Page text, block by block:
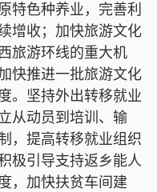
特色种养业，完善利
增收；加快旅游文化
旅游环线的重大机
快推进一批旅游文化
。坚持外出转移就业
从动员到培训、输
，提高转移就业组织
极引导支持返乡能人
，加快扶贫车间建